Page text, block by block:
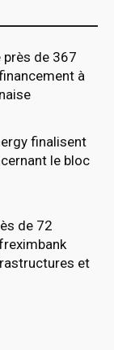
près de 367
à
finalisent
le bloc
de 72
et